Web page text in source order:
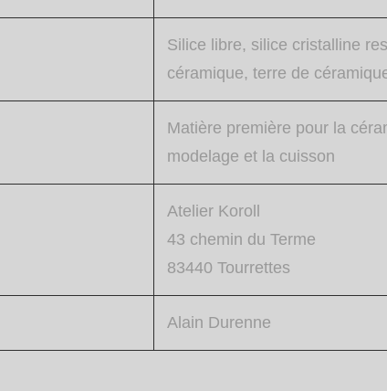
Silice libre, silice cristalline
céramique, terre de
Matière première pour la
modelage et la cuisson
Atelier Koroll
43 chemin du Terme
83440 Tourrettes
Alain Durenne